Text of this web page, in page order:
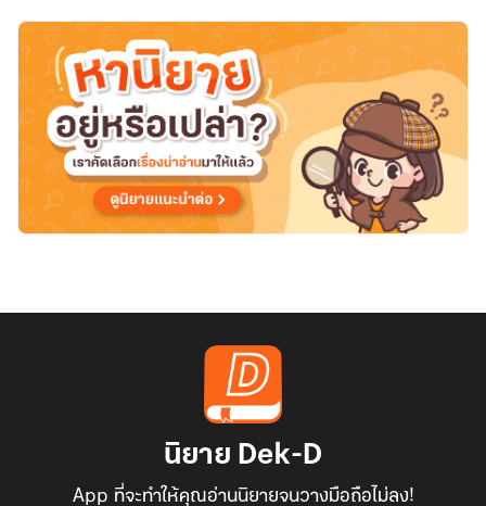
นิยาย Dek-D
App ที่จะทำให้คุณอ่านนิยายจนวางมือถือไม่ลง!